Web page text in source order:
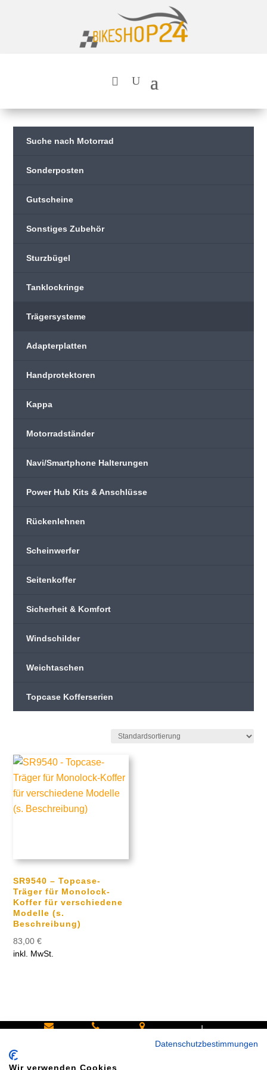
Suche nach Motorrad
Sonderposten
Gutscheine
Sonstiges Zubehör
Sturzbügel
Tanklockringe
Trägersysteme
Adapterplatten
Handprotektoren
Kappa
Motorradständer
Navi/Smartphone Halterungen
Power Hub Kits & Anschlüsse
Rückenlehnen
Scheinwerfer
Seitenkoffer
Sicherheit & Komfort
Windschilder
Weichtaschen
Topcase Kofferserien
SR9540 – Topcase-
Träger für Monolock-
Koffer für verschiedene
Modelle (s.
Beschreibung)
83,00€
inkl. MwSt.
|
Datenschutzbestimmungen
Wir verwenden Cookies